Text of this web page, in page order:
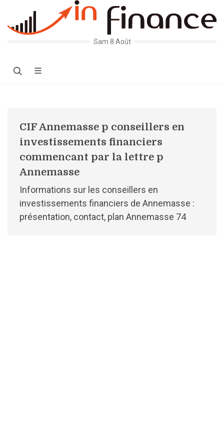
Sam 8 Août
CIF Annemasse p conseillers en
investissements financiers
commencant par la lettre p
Annemasse
Informations sur les conseillers en
investissements financiers de Annemasse :
présentation, contact, plan Annemasse 74